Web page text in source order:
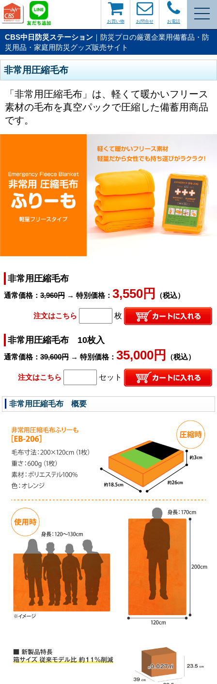
お電話
お問合せ
お買い物
CBS中日防災ステーション ｜防災プロの厳選企業用備蓄品・防
災用品・家庭用防災グッズ販売サイト
非常用圧縮毛布
「非常用圧縮毛布」は、軽くて暖かいフリース
素材の毛布を真空パックで圧縮した備蓄用商品
です。
非常用圧縮毛布
通常価格： 3,960円 → 特別価格： 3,550円 （税込）
注文はこちら 枚
非常用圧縮毛布 10枚入
通常価格： 39,600円 → 特別価格： 35,000円 （税込）
注文はこちら セット
非常用圧縮毛布 概要